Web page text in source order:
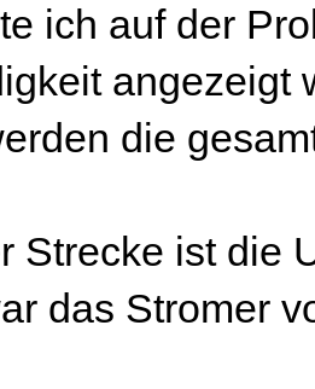
ich auf der
angezeigt
die
Strecke ist die
das Stromer